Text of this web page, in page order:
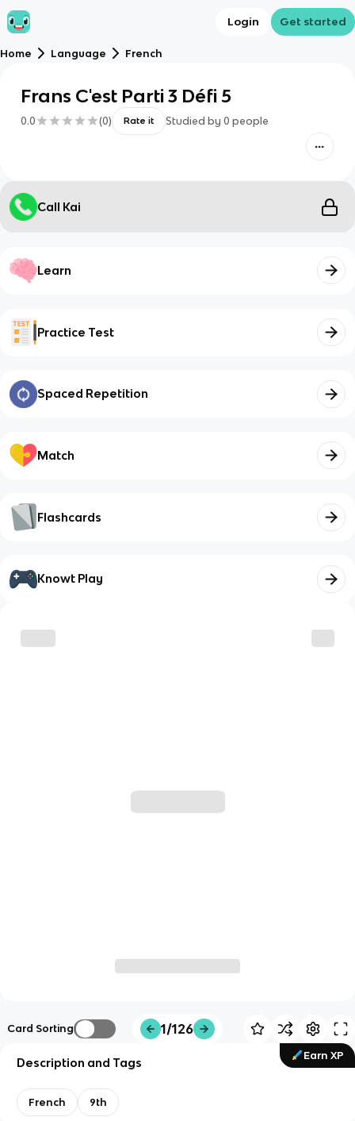
Login Get started
Home Language French
Frans C'est Parti 3 Défi 5
0.0 (0) Rate it Studied by 0 people
Call Kai
Learn
Practice Test
Spaced Repetition
Match
Flashcards
Knowt Play
Card Sorting 1/126
Earn XP
Description and Tags
French 9th